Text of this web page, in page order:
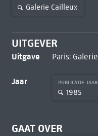
Galerie Cailleux
UITGEVER
Uitgave Paris:
Jaar PUBLICATIE JAAR
1985
GAAT OVER